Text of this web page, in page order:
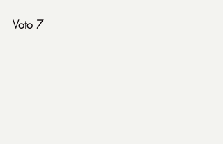
Voto 7